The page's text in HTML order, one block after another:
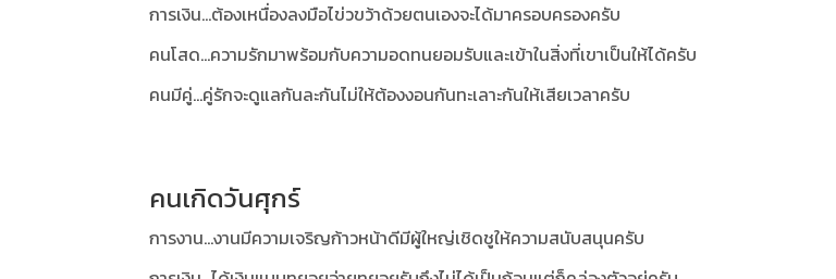
การเงิน...ต้องเหนื่องลงมือไข่วขว้าด้วยตนเองจะได้มาครอบครองครับ
คนโสด...ความรักมาพร้อมกับความอดทนยอมรับและเข้าในสิ่งที่เขาเป็นให้ได้ครับ
คนมีคู่...คู่รักจะดูแลกันละกันไม่ให้ต้องงอนกันทะเลาะกันให้เสียเวลาครับ
คนเกิดวันศุกร์
การงาน...งานมีความเจริญก้าวหน้าดีมีผู้ใหญ่เชิดชูให้ความสนับสนุนครับ